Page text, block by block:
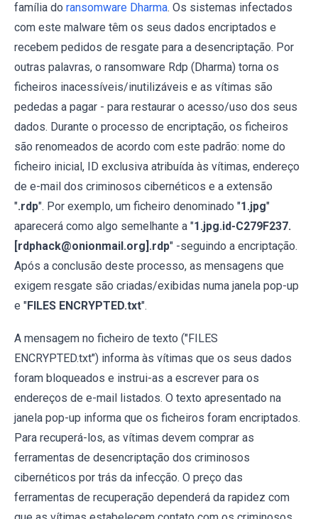
família do ransomware Dharma. Os sistemas infectados
com este malware têm os seus dados encriptados e
recebem pedidos de resgate para a desencriptação. Por
outras palavras, o ransomware Rdp (Dharma) torna os
ficheiros inacessíveis/inutilizáveis ​​e as vítimas são
pededas a pagar - para restaurar o acesso/uso dos seus
dados. Durante o processo de encriptação, os ficheiros
são renomeados de acordo com este padrão: nome do
ficheiro inicial, ID exclusiva atribuída às vítimas, endereço
de e-mail dos criminosos cibernéticos e a extensão
".rdp". Por exemplo, um ficheiro denominado "1.jpg"
aparecerá como algo semelhante a "1.jpg.id-C279F237.
[rdphack@onionmail.org].rdp" -seguindo a encriptação.
Após a conclusão deste processo, as mensagens que
exigem resgate são criadas/exibidas numa janela pop-up
e "FILES ENCRYPTED.txt".
A mensagem no ficheiro de texto ("FILES
ENCRYPTED.txt") informa às vítimas que os seus dados
foram bloqueados e instrui-as a escrever para os
endereços de e-mail listados. O texto apresentado na
janela pop-up informa que os ficheiros foram encriptados.
Para recuperá-los, as vítimas devem comprar as
ferramentas de desencriptação dos criminosos
cibernéticos por trás da infecção. O preço das
ferramentas de recuperação dependerá da rapidez com